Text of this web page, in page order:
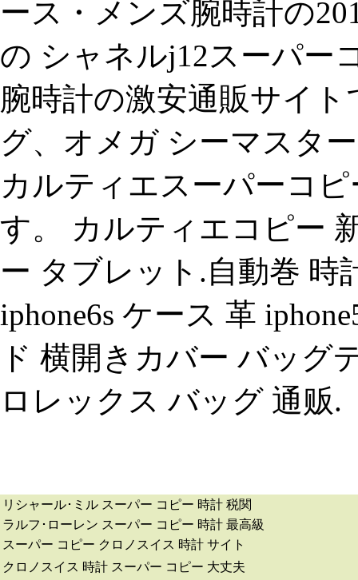
ース・メンズ腕時計の
の シャネルj12スーパー
腕時計の激安通販サイ
グ、オメガ シーマスタ
カルティエスーパーコ
す。 カルティエコピー
ー タブレット.自動巻 時
iphone6s ケース 革
ド 横開きカバー バッグ
ロレックス バッグ 通贩.
リシャール･ミル スーパー コピー 時計 税関
ラルフ･ローレン スーパー コピー 時計 最高級
スーパー コピー クロノスイス 時計 サイト
クロノスイス 時計 スーパー コピー 大丈夫